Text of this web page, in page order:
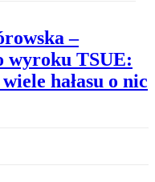
–
wyroku TSUE:
hałasu o nic